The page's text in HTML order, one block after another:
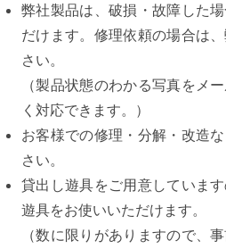
弊社製品は、破損・故障した
だけます。修理依頼の場合は
さい。
（製品状態のわかる写真をメ
く対応できます。）
お客様での修理・分解・改造
さい。
貸出し遊具をご用意していま
遊具をお使いいただけます。
（数に限りがありますので、